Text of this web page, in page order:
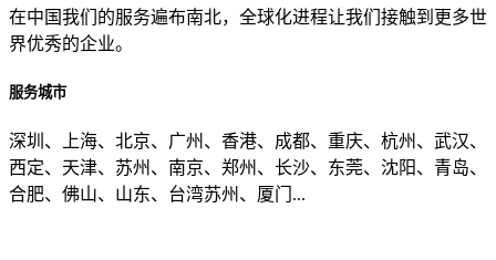
在中国我们的服务遍布南北，全球化进程让我们接触到更多世
界优秀的企业。
服务城市
深圳、上海、北京、广州、香港、成都、重庆、杭州、武汉、
西定、天津、苏州、南京、郑州、长沙、东莞、沈阳、青岛、
合肥、佛山、山东、台湾苏州、厦门...